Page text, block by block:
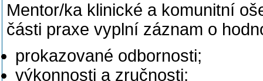
Mentor/ka klinické a komunitní
části praxe vyplní záznam o
prokazované odbornosti;
výkonnosti a zručnosti;